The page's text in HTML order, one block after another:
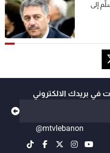
إلى
في بريدك الالكتروني
@mtvlebanon